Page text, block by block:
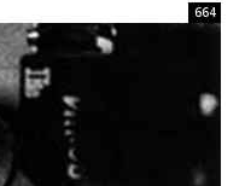
664